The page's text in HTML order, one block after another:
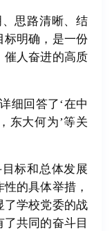
思路清晰、结
标明确，是一份
催人奋进的高质
细回答了‘在中
东大何为’等关
标和总体发展
的具体举措，
了学校党委的战
共同的奋斗目